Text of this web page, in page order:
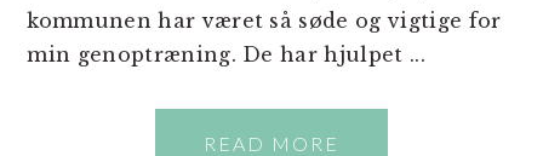
kommunen har været så søde og vigtige for
min genoptræning. De har hjulpet ...
READ MORE